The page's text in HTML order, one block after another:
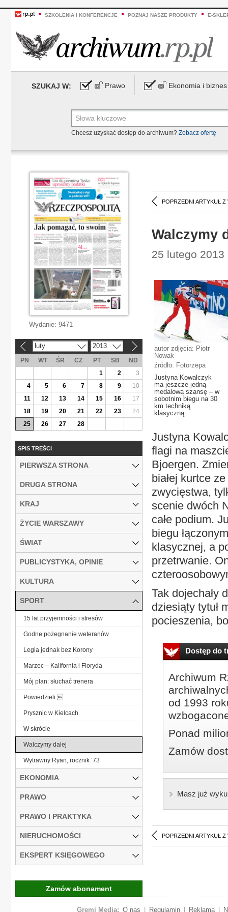
SZKOLENIA I KONFERENCJE POZNAJ NASZE PRODUKTY E-
SZUKAJ W: Prawo Ekonomia i biznes
Chcesz uzyskać dostęp do archiwum? Zobacz ofertę
POPRZEDNI ARTYKUŁ Z
Walczymy
25 lutego 2013
autor zdjęcia: Piotr
Nowak
źródło: Fotorzepa
Justyna Kowalczyk
ma jeszcze jedną
medalową szansę – w
sobotnim biegu na 30
km techniką
klasyczną
Justyna
flagi na
Bjoergen.
białej kurtce
zwycięstwa,
scenie dwóch
całe podium.
biegu
klasycznej, a
przetrwanie.
Tak dojechały
dziesiąty tytuł
pocieszenia,
Dostęp do
Archiwum
od 1993
Ponad
Zamów
Masz już
POPRZEDNI ARTYKUŁ Z
Wydanie: 9471
luty 2013
PN WT ŚR CZ PT SB
ND
1
2
3
4
5 6 7 8 9
10
11
12 13 14 15 16
17
18
19 20 21 22 23
24
25
26 27 28
SPIS TREŚCI
PIERWSZA STRONA
DRUGA STRONA
KRAJ
ŻYCIE WARSZAWY
ŚWIAT
PUBLICYSTYKA, OPINIE
KULTURA
SPORT
15 lat przyjemności i stresów
Godne pożegnanie weteranów
Legia jednak bez Korony
Marzec – Kalifornia i Floryda
Mój plan: słuchać trenera
Powiedzieli 
Prysznic w Kielcach
W skrócie
Walczymy dalej
Wytrawny Ryan, rocznik ’73
EKONOMIA
PRAWO
PRAWO I PRAKTYKA
NIERUCHOMOŚCI
EKSPERT KSIĘGOWEGO
Zamów abonament
Gremi Media: O nas Regulamin Reklama